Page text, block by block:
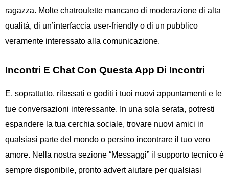
ragazza. Molte chatroulette mancano di moderazione di alta
qualità, di un’interfaccia user-friendly o di un pubblico
veramente interessato alla comunicazione.
Incontri E Chat Con Questa App Di Incontri
E, soprattutto, rilassati e goditi i tuoi nuovi appuntamenti e le
tue conversazioni interessante. In una sola serata, potresti
espandere la tua cerchia sociale, trovare nuovi amici in
qualsiasi parte del mondo o persino incontrare il tuo vero
amore. Nella nostra sezione “Messaggi” il supporto tecnico è
sempre disponibile, pronto advert aiutare per qualsiasi